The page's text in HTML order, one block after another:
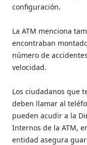
configuración.
La ATM menciona
encontraban
número de
velocidad.
Los ciudadanos que
deben llamar al
pueden acudir a la
Internos de la ATM,
entidad asegura